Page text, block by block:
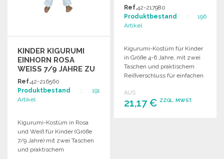
KINDER KIGURUMI
EINHORN ROSA
WEISS 7/9 JAHRE ZU G
ROSSHANDELSPREISEN
Ref.42-216560
Produktbestand : 191
Artikel
Kigurumi-Kostüm in Rosa
und Weiß für Kinder (Größe
7/9 Jahre) mit zwei Taschen
und praktischem
Ref.42-217980
Produktbestand : 196
Artikel
Kigurumi-Kostüm für Kinder
in Größe 4-6 Jahre, mit zwei
Taschen und praktischem
Reißverschluss für einfachen
Plüschstoff.
AUS
21,17 € ZZGL. MWST.